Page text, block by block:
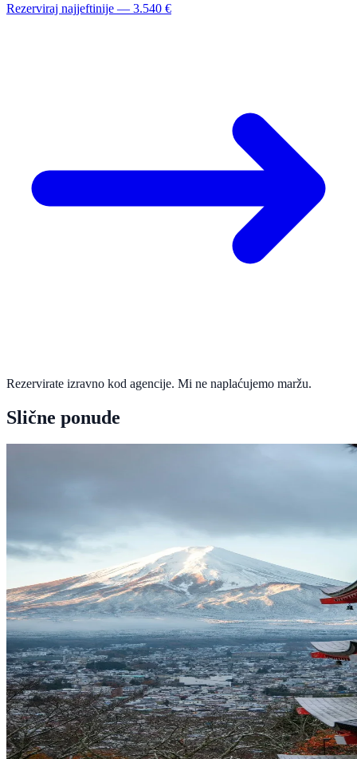
Rezerviraj najjeftinije — 3.540 €
Rezervirate izravno kod agencije. Mi ne naplaćujemo maržu.
Slične ponude